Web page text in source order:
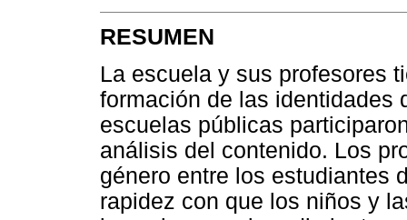
RESUMEN
La escuela y sus profesores
formación de las identidades
escuelas públicas
análisis del contenido. Los
género entre los estudiantes
rapidez con que los niños y